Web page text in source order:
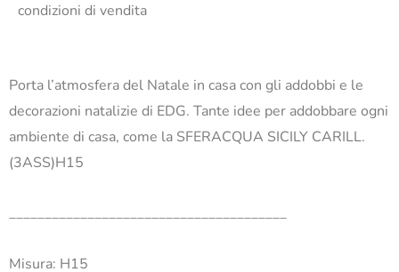
condizioni di vendita
Porta l’atmosfera del Natale in casa con gli addobbi e le
decorazioni natalizie di EDG. Tante idee per addobbare ogni
ambiente di casa, come la SFERACQUA SICILY CARILL.
(3ASS)H15
_______________________________________
Misura: H15